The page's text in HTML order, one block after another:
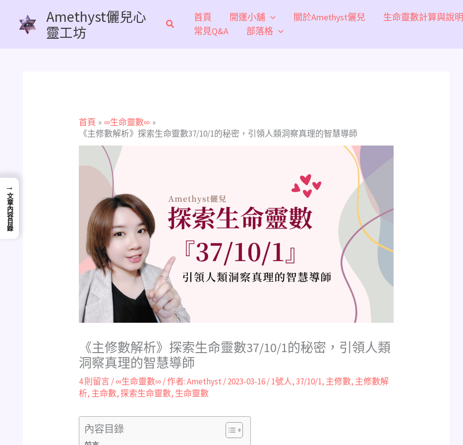
Amethyst儷兒心
靈工坊
首頁 開運小舖 關於Amethyst儷兒 生命靈數計算與說明
常見Q&A
部落格
首頁
∞生命靈數∞
《主修數解析》探索生命靈數37/10/1的秘密，引領人類洞察真理的智慧導師
《主修數解析》探索生命靈數37/10/1的秘密，引領人類
洞察真理的智慧導師
4 則留言/∞生命靈數∞/ 作者:Amethyst /2023-03-16/1號人,37/10/1, 主修數, 主修數解
析, 主命數, 探索生命靈數, 生命靈數
內容目錄
→
文章內容目錄